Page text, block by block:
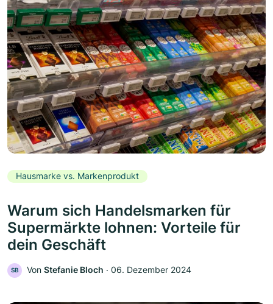
Hausmarke vs. Markenprodukt
Warum sich Handelsmarken für
Supermärkte lohnen: Vorteile für
dein Geschäft
SB Von Stefanie Bloch ‧ 06. Dezember 2024